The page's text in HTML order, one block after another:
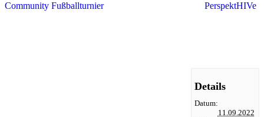
Facebook
Twitter
Linkedin
Reddit
Tumblr
Google+
Pinterest
Vk
Email
Veranstaltung
Community Fußballturnier PerspektHIVe
Details
Datum:
11.09.2022